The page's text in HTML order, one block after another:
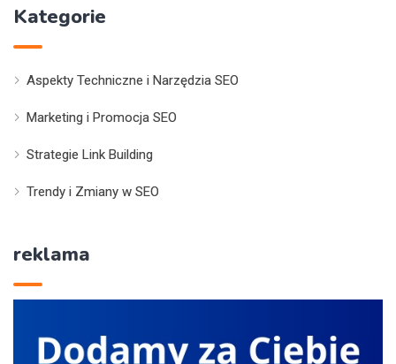
Kategorie
Aspekty Techniczne i Narzędzia SEO
Marketing i Promocja SEO
Strategie Link Building
Trendy i Zmiany w SEO
reklama